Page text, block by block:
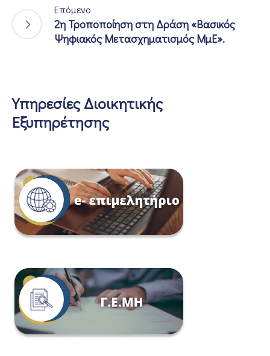
Επόμενο
2η Τροποποίηση στη Δράση «Βασικός
Ψηφιακός Μετασχηματισμός ΜμΕ».
Υπηρεσίες Διοικητικής
Εξυπηρέτησης